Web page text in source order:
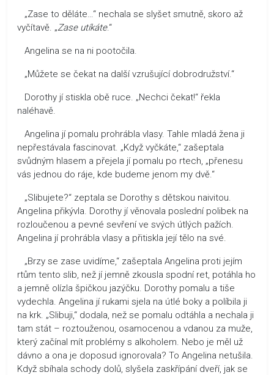
„Zase to děláte…“ nechala se slyšet smutně, skoro až
vyčítavě. „Zase utíkáte.“
Angelina se na ni pootočila.
„Můžete se čekat na další vzrušující dobrodružství.“
Dorothy jí stiskla obě ruce. „Nechci čekat!“ řekla
naléhavě.
Angelina jí pomalu prohrábla vlasy. Tahle mladá žena ji
nepřestávala fascinovat. „Když vyčkáte,“ zašeptala
svůdným hlasem a přejela jí pomalu po rtech, „přenesu
vás jednou do ráje, kde budeme jenom my dvě.“
„Slibujete?“ zeptala se Dorothy s dětskou naivitou.
Angelina přikývla. Dorothy jí věnovala poslední polibek na
rozloučenou a pevné sevření ve svých útlých pažích.
Angelina jí prohrábla vlasy a přitiskla její tělo na své.
„Brzy se zase uvidíme,“ zašeptala Angelina proti jejím
rtům tento slib, než jí jemně zkousla spodní ret, potáhla ho
a jemně olízla špičkou jazýčku. Dorothy pomalu a tiše
vydechla. Angelina jí rukami sjela na útlé boky a políbila ji
na krk. „Slibuji,“ dodala, než se pomalu odtáhla a nechala ji
tam stát – roztouženou, osamocenou a vdanou za muže,
který začínal mít problémy s alkoholem. Nebo je měl už
dávno a ona je doposud ignorovala? To Angelina netušila.
Když sbíhala schody dolů, slyšela zaskřípání dveří, jak se